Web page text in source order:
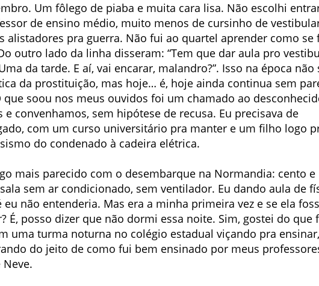
Um fôlego de piaba e muita cara lisa. Não escolhi
de ensino médio, muito menos de cursinho de
alistadores pra guerra. Não fui ao quartel aprender como se
outro lado da linha disseram: “Tem que dar aula pro
da tarde. E aí, vai encarar, malandro?”. Isso na época não
da prostituição, mas hoje… é, hoje ainda continua sem
soou nos meus ouvidos foi um chamado ao
convenhamos, sem hipótese de recusa. Eu precisava de
com um curso universitário pra manter e um filho logo
do condenado à cadeira elétrica.
mais parecido com o desembarque na Normandia: cento e
sem ar condicionado, sem ventilador. Eu dando aula de
não entenderia. Mas era a minha primeira vez e se ela
É, posso dizer que não dormi essa noite. Sim, gostei do que
uma turma noturna no colégio estadual viçando pra ensinar,
do jeito de como fui bem ensinado por meus